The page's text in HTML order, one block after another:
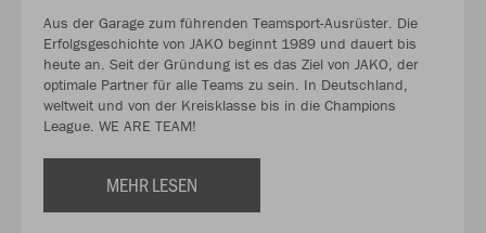
Aus der Garage zum führenden Teamsport-Ausrüster. Die
Erfolgsgeschichte von JAKO beginnt 1989 und dauert bis
heute an. Seit der Gründung ist es das Ziel von JAKO, der
optimale Partner für alle Teams zu sein. In Deutschland,
weltweit und von der Kreisklasse bis in die Champions
League. WE ARE TEAM!
MEHR LESEN